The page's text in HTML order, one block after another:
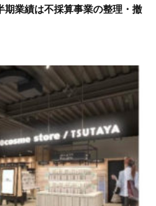
業績は不採算事業の整理・撤